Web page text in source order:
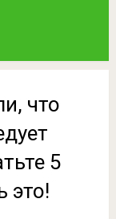
что
5
это!